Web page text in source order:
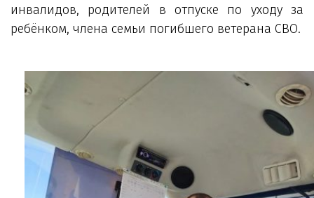
инвалидов, родителей в отпуске по уходу за
ребёнком, члена семьи погибшего ветерана СВО.